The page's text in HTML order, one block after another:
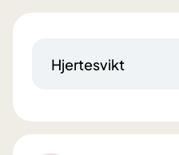
Hjertesvikt